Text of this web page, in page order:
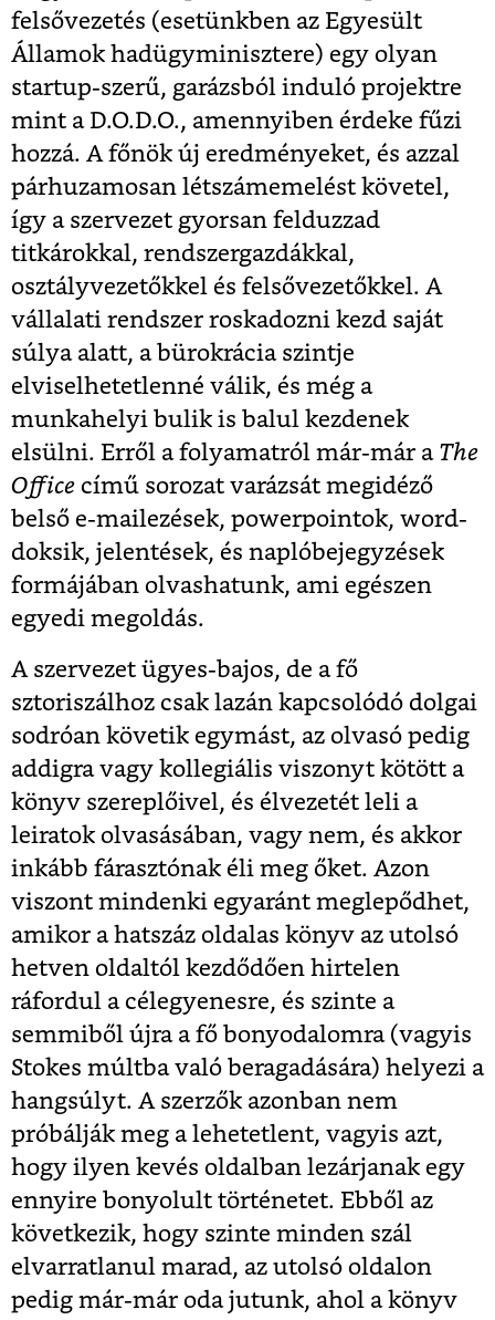
felsővezetés (esetünkben az Egyesült
Államok hadügyminisztere) egy olyan
startup-szerű, garázsból induló projektre
mint a D.O.D.O., amennyiben érdeke fűzi
hozzá. A főnök új eredményeket, és azzal
párhuzamosan létszámemelést követel,
így a szervezet gyorsan felduzzad
titkárokkal, rendszergazdákkal,
osztályvezetőkkel és felsővezetőkkel. A
vállalati rendszer roskadozni kezd saját
súlya alatt, a bürokrácia szintje
elviselhetetlenné válik, és még a
munkahelyi bulik is balul kezdenek
elsülni. Erről a folyamatról már-már a The
Office című sorozat varázsát megidéző
belső e-mailezések, powerpointok, word-
doksik, jelentések, és naplóbejegyzések
formájában olvashatunk, ami egészen
egyedi megoldás.
A szervezet ügyes-bajos, de a fő
sztoriszálhoz csak lazán kapcsolódó dolgai
sodróan követik egymást, az olvasó pedig
addigra vagy kollegiális viszonyt kötött a
könyv szereplőivel, és élvezetét leli a
leiratok olvasásában, vagy nem, és akkor
inkább fárasztónak éli meg őket. Azon
viszont mindenki egyaránt meglepődhet,
amikor a hatszáz oldalas könyv az utolsó
hetven oldaltól kezdődően hirtelen
ráfordul a célegyenesre, és szinte a
semmiből újra a fő bonyodalomra (vagyis
Stokes múltba való beragadására) helyezi a
hangsúlyt. A szerzők azonban nem
próbálják meg a lehetetlent, vagyis azt,
hogy ilyen kevés oldalban lezárjanak egy
ennyire bonyolult történetet. Ebből az
következik, hogy szinte minden szál
elvarratlanul marad, az utolsó oldalon
pedig már-már oda jutunk, ahol a könyv